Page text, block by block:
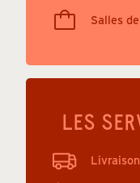
Salles
LES